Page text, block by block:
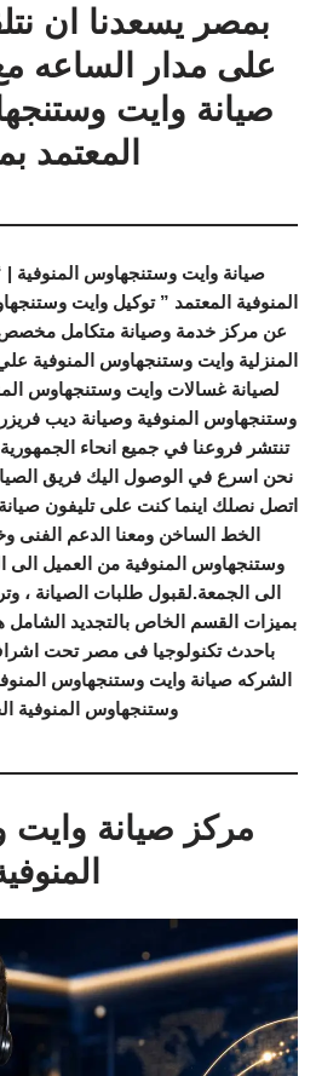
بمصر يسعدنا ان
على مدار الساعه
صيانة وايت
المعتمد
صيانة وايت وستنجهاوس المنوفية
المنوفية المعتمد ” توكيل وايت
عن مركز خدمة وصيانة متكامل مخصص
المنزلية وايت وستنجهاوس المنوفية
لصيانة غسالات وايت وستنجهاوس
وستنجهاوس المنوفية وصيانة ديب
تنتشر فروعنا في جميع انحاء
نحن اسرع في الوصول اليك فريق
اتصل نصلك اينما كنت على تليفون
الخط الساخن ومعنا الدعم الفنى
وستنجهاوس المنوفية من العميل
الى الجمعة.لقبول طلبات الصيانة ،
بميزات القسم الخاص بالتجديد الشامل
باحدث تكنولوجيا فى مصر تحت
الشركه صيانة وايت وستنجهاوس
وستنجهاوس المنوفية
مركز صيانة